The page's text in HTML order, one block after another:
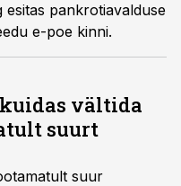
pankrotiavalduse
e-poe kinni.
vältida
suurt
suur